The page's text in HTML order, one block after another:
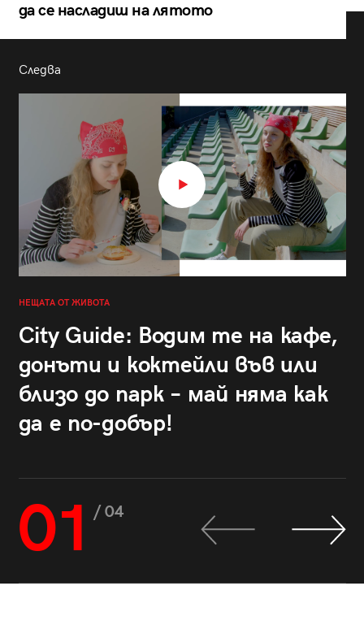
да се насладиш на лятото
Следва
НЕЩАТА ОТ ЖИВОТА
City Guide: Водим те на кафе,
донъти и коктейли във или
близо до парк – май няма как
да е по-добър!
01 / 04